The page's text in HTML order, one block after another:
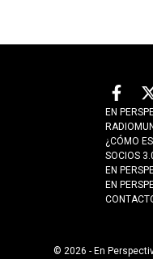
EN
¿CÓMO
SOCIOS
EN
EN
© 2026 - En